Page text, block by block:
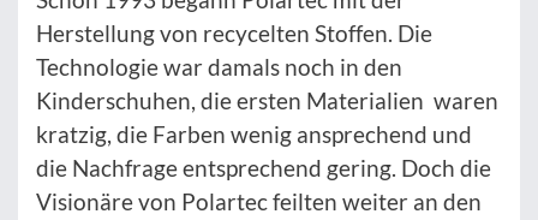
Herstellung von recycelten Stoffen. Die
Technologie war damals noch in den
Kinderschuhen, die ersten Materialien waren
kratzig, die Farben wenig ansprechend und
die Nachfrage entsprechend gering. Doch die
Visionäre von Polartec feilten weiter an den